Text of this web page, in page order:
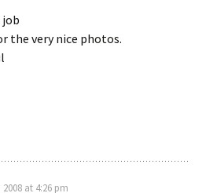
job
the very nice photos.
at 4:26 pm